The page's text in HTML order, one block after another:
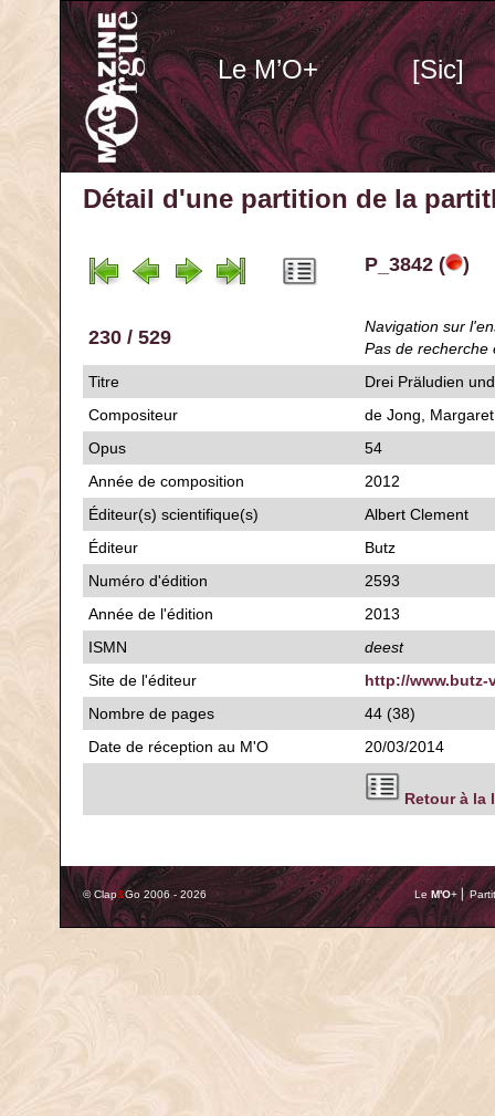
Le M’O+ [Sic]
Détail d'une partition de la
P_3842 ( )
230 / 529
Navigation sur
Pas de recherche
Titre
Drei Präludien
Compositeur
de Jong,
Opus
54
Année de composition
2012
Éditeur(s) scientifique(s)
Albert Clement
Éditeur
Butz
Numéro d'édition
2593
Année de l'édition
2013
ISMN
deest
Site de l'éditeur
http://www.butz-
Nombre de pages
44 (38)
Date de réception au M'O
20/03/2014
Retour à la
© Clap&Go 2006 - 2026 Le M'O+ ⎢